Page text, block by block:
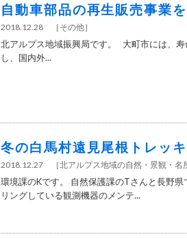
自動車部品の再生販売事業
2018.12.28 ［ その他］
北アルプス地域振興局です。 大町市には、
し、国内外...
冬の白馬村遠見尾根トレッ
2018.12.27 ［北アルプス地域の自然・景観・名
環境課のKです。 自然保護課のTさんと長野
リングしている観測機器のメンテ...